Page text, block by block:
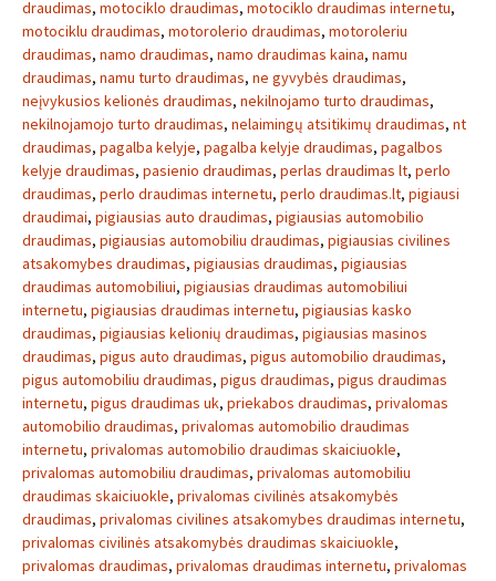
draudimas, motociklo draudimas, motociklo draudimas internetu,
motociklu draudimas, motorolerio draudimas, motoroleriu
draudimas, namo draudimas, namo draudimas kaina, namu
draudimas, namu turto draudimas, ne gyvybės draudimas,
neįvykusios kelionės draudimas, nekilnojamo turto draudimas,
nekilnojamojo turto draudimas, nelaimingų atsitikimų draudimas, nt
draudimas, pagalba kelyje, pagalba kelyje draudimas, pagalbos
kelyje draudimas, pasienio draudimas, perlas draudimas lt, perlo
draudimas, perlo draudimas internetu, perlo draudimas.lt, pigiausi
draudimai, pigiausias auto draudimas, pigiausias automobilio
draudimas, pigiausias automobiliu draudimas, pigiausias civilines
atsakomybes draudimas, pigiausias draudimas, pigiausias
draudimas automobiliui, pigiausias draudimas automobiliui
internetu, pigiausias draudimas internetu, pigiausias kasko
draudimas, pigiausias kelionių draudimas, pigiausias masinos
draudimas, pigus auto draudimas, pigus automobilio draudimas,
pigus automobiliu draudimas, pigus draudimas, pigus draudimas
internetu, pigus draudimas uk, priekabos draudimas, privalomas
automobilio draudimas, privalomas automobilio draudimas
internetu, privalomas automobilio draudimas skaiciuokle,
privalomas automobiliu draudimas, privalomas automobiliu
draudimas skaiciuokle, privalomas civilinės atsakomybės
draudimas, privalomas civilines atsakomybes draudimas internetu,
privalomas civilinės atsakomybės draudimas skaiciuokle,
privalomas draudimas, privalomas draudimas internetu, privalomas